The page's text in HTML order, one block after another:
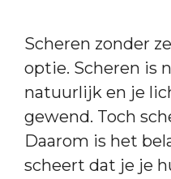
Scheren zonder
optie. Scheren is
natuurlijk en je
gewend. Toch
Daarom is het
scheert dat je je